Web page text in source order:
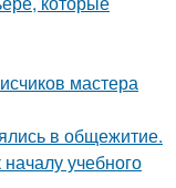
мастера
в общежитие.
учебного